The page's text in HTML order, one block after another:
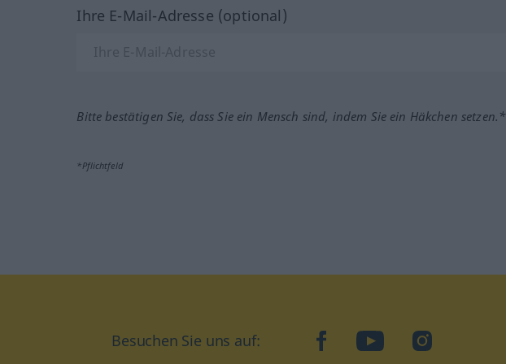
Ihre E-Mail-Adresse (optional)
Bitte bestätigen Sie, dass Sie ein Mensch sind, indem Sie ein Häkchen setzen.*
*Pflichtfeld
Besuchen Sie uns auf: facebookYouTubeInstagram